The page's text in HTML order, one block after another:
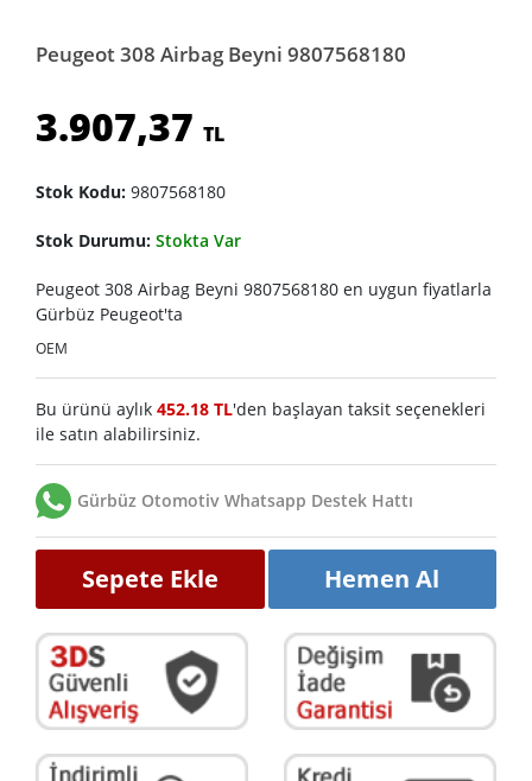
Peugeot 308 Airbag Beyni 9807568180
3.907,37 TL
Stok Kodu: 9807568180
Stok Durumu: Stokta Var
Peugeot 308 Airbag Beyni 9807568180 en uygun fiyatlarla
Gürbüz Peugeot'ta
OEM
Bu ürünü aylık 452.18 TL'den başlayan taksit seçenekleri
ile satın alabilirsiniz.
Gürbüz Otomotiv Whatsapp Destek Hattı
Sepete Ekle Hemen Al